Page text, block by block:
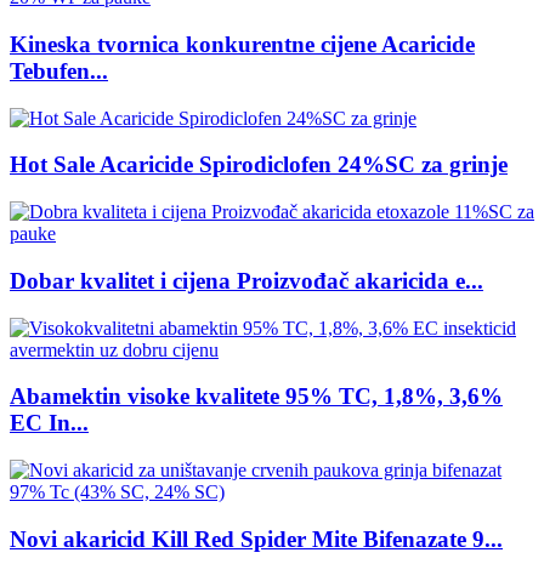
Kineska tvornica konkurentne cijene Acaricide
Tebufen...
Hot Sale Acaricide Spirodiclofen 24%SC za grinje
Dobar kvalitet i cijena Proizvođač akaricida e...
Abamektin visoke kvalitete 95% TC, 1,8%, 3,6%
EC In...
Novi akaricid Kill Red Spider Mite Bifenazate 9...